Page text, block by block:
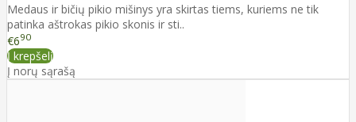
Medaus ir bičių pikio mišinys yra skirtas tiems, kuriems ne tik
patinka aštrokas pikio skonis ir sti..
€690
Į krepšelį
Į norų sąrašą